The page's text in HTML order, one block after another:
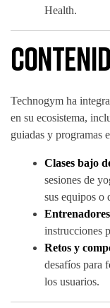
Health.
Technogym ha
en su ecosistema,
guiadas y programas
Clases bajo
sesiones de
sus equipos o
instrucciones
Retos y
desafíos para
los usuarios.